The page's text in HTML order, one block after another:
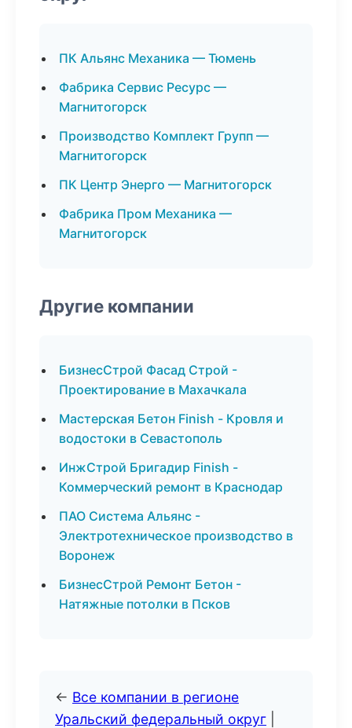
ПК Альянс Механика — Тюмень
Фабрика Сервис Ресурс —
Магнитогорск
Производство Комплект Групп —
Магнитогорск
ПК Центр Энерго — Магнитогорск
Фабрика Пром Механика —
Магнитогорск
Другие компании
БизнесСтрой Фасад Строй -
Проектирование в Махачкала
Мастерская Бетон Finish - Кровля и
водостоки в Севастополь
ИнжСтрой Бригадир Finish -
Коммерческий ремонт в Краснодар
ПАО Система Альянс -
Электротехническое производство в
Воронеж
БизнесСтрой Ремонт Бетон -
Натяжные потолки в Псков
← Все компании в регионе
Уральский федеральный округ